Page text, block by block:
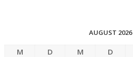
AUGUST 2026
M D M D